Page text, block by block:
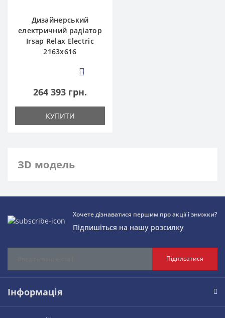
Дизайнерський
електричний радіатор
Irsap Relax Electric
2163x616
2
264 393 грн.
КУПИТИ
ЗD модель
Хочете дізнаватися першим про акції і знижки?
Підпишіться на нашу розсилку
Підписатися
Інформація